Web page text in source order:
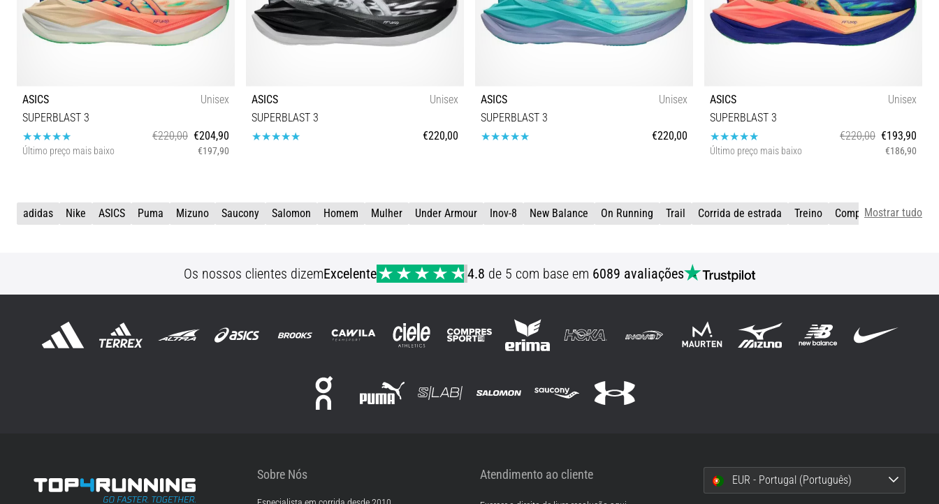
ASICS
Unisex
SUPERBLAST 3
€220,00 €204,90
Último preço mais baixo €197,90
ASICS
Unisex
SUPERBLAST 3
€220,00
45 46 46½ 47 48
ASICS
Unisex
SUPERBLAST 3
€220,00
45 46 46½ 47 48
ASICS
Unisex
SUPERBLAST 3
€220,00 €193,90
Último preço mais baixo €186,90
adidas Nike ASICS Puma Mizuno Saucony Salomon Homem Mulher Under Armour Inov-8 New Balance On Running Trail Corrida de estrada Treino CompetiçãoMostrar tudo
Os nossos clientes dizemExcelente 4.8 de 5 com base em 6089 avaliações
Sobre Nós Atendimento ao cliente EUR - Portugal (Português)